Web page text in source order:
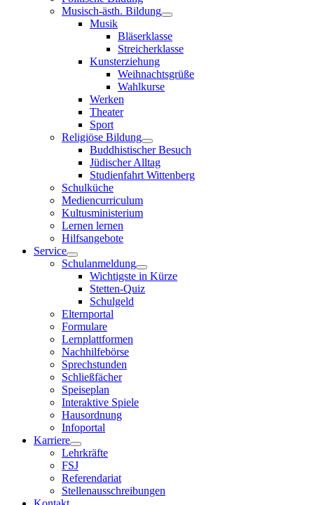
Musisch-ästh. Bildung
Musik
Bläserklasse
Streicherklasse
Kunsterziehung
Weihnachtsgrüße
Wahlkurse
Werken
Theater
Sport
Religiöse Bildung
Buddhistischer Besuch
Jüdischer Alltag
Studienfahrt Wittenberg
Schulküche
Mediencurriculum
Kultusministerium
Lernen lernen
Hilfsangebote
Service
Schulanmeldung
Wichtigste in Kürze
Stetten-Quiz
Schulgeld
Elternportal
Formulare
Lernplattformen
Nachhilfebörse
Sprechstunden
Schließfächer
Speiseplan
Interaktive Spiele
Hausordnung
Infoportal
Karriere
Lehrkräfte
FSJ
Referendariat
Stellenausschreibungen